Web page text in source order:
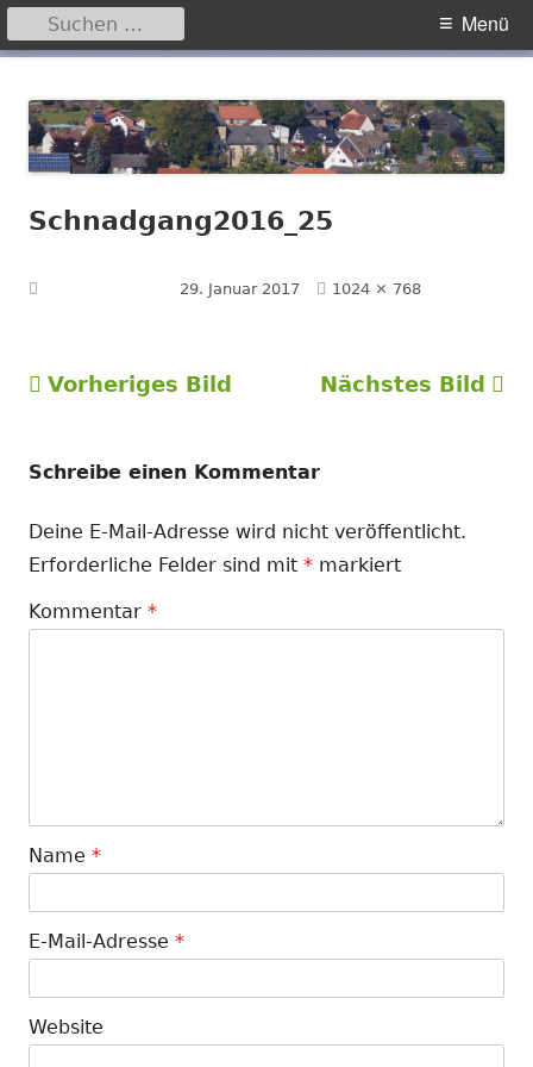
zum
Inhalt
Primäres
Menü
Suchen
nach:
Schnadgang2016_25
29. Januar 2017 Volle
1024 × 768
Vorheriges Bild Nächstes Bild
Schreibe einen Kommentar
Deine E-Mail-Adresse wird nicht veröffentlicht.
Erforderliche Felder sind mit * markiert
Kommentar *
Name *
E-Mail-Adresse *
Website